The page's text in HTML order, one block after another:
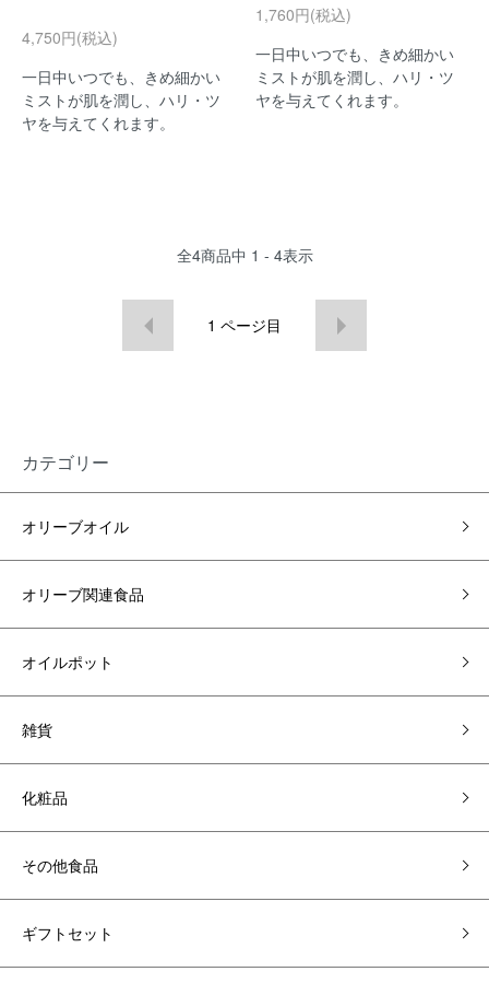
4,750円(税込)
一日中いつでも、きめ細かい
ミストが肌を潤し、ハリ・ツ
ヤを与えてくれます。
1,760円(税込)
一日中いつでも、きめ細かい
ミストが肌を潤し、ハリ・ツ
ヤを与えてくれます。
全4商品中 1 - 4表示
1 ページ目
カテゴリー
オリーブオイル
オリーブ関連食品
オイルポット
雑貨
化粧品
その他食品
ギフトセット